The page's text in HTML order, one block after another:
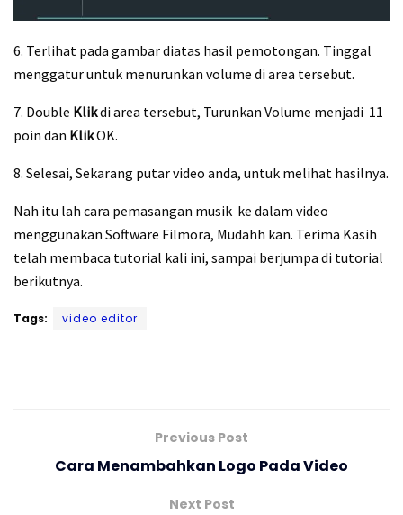
6. Terlihat pada gambar diatas hasil pemotongan. Tinggal
menggatur untuk menurunkan volume di area tersebut.
7. Double Klikdi area tersebut, Turunkan Volume menjadi 11
poin dan KlikOK.
8. Selesai, Sekarang putar video anda, untuk melihat hasilnya.
Nah itu lah cara pemasangan musik ke dalam video
menggunakan Software Filmora, Mudahh kan. Terima Kasih
telah membaca tutorial kali ini, sampai berjumpa di tutorial
berikutnya.
Tags: video editor
Previous Post
Cara Menambahkan Logo Pada Video
Next Post